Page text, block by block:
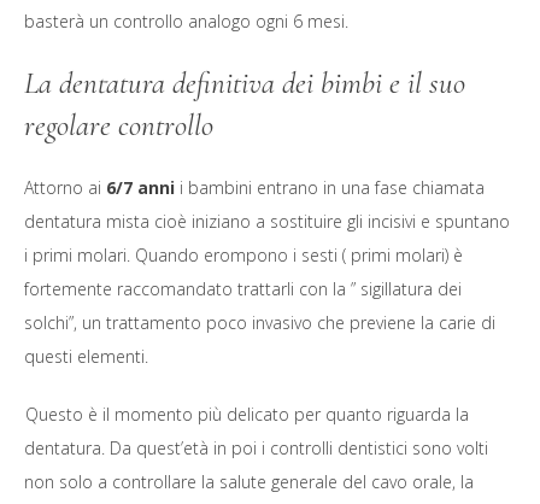
basterà un controllo analogo ogni 6 mesi.
La dentatura definitiva dei bimbi e il suo
regolare controllo
Attorno ai 6/7 anni i bambini entrano in una fase chiamata
dentatura mista cioè iniziano a sostituire gli incisivi e spuntano
i primi molari. Quando erompono i sesti ( primi molari) è
fortemente raccomandato trattarli con la ” sigillatura dei
solchi”, un trattamento poco invasivo che previene la carie di
questi elementi.
Questo è il momento più delicato per quanto riguarda la
dentatura. Da quest’età in poi i controlli dentistici sono volti
non solo a controllare la salute generale del cavo orale, la